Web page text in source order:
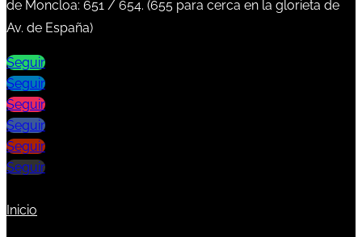
de Moncloa: 651 / 654. (655 para cerca en la glorieta de
Av. de España)
Seguir
Seguir
Seguir
Seguir
Seguir
Seguir
Inicio